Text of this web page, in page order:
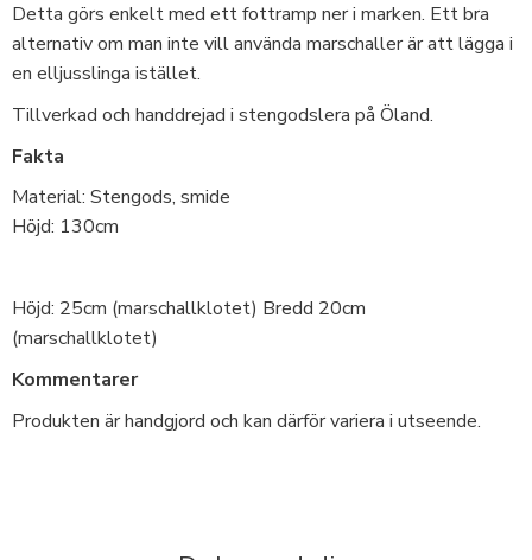
Detta görs enkelt med ett fottramp ner i marken. Ett bra
alternativ om man inte vill använda marschaller är att lägga i
en elljusslinga istället.
Tillverkad och handdrejad i stengodslera på Öland.
Fakta
Material: Stengods, smide
Höjd: 130cm
Höjd: 25cm (marschallklotet) Bredd 20cm
(marschallklotet)
Kommentarer
Produkten är handgjord och kan därför variera i utseende.